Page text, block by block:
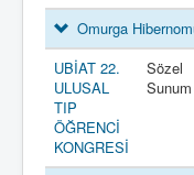
Omurga
UBİAT 22.
ULUSAL
TIP
ÖĞRENCİ
KONGRESİ
Sözel
Sunum